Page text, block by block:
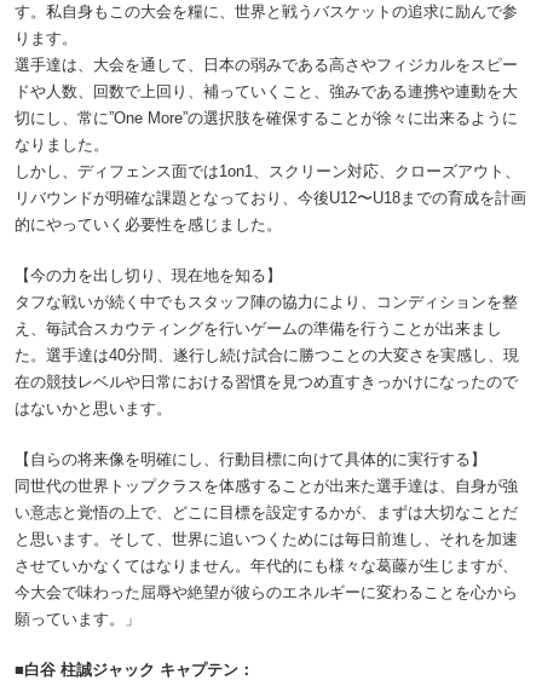
す。私自身もこの大会を糧に、世界と戦うバスケットの追求に励んで参
ります。
選手達は、大会を通して、日本の弱みである高さやフィジカルをスピー
ドや人数、回数で上回り、補っていくこと、強みである連携や連動を大
切にし、常に”One More”の選択肢を確保することが徐々に出来るように
なりました。
しかし、ディフェンス面では1on1、スクリーン対応、クローズアウト、
リバウンドが明確な課題となっており、今後U12〜U18までの育成を計画
的にやっていく必要性を感じました。
【今の力を出し切り、現在地を知る】
タフな戦いが続く中でもスタッフ陣の協力により、コンディションを整
え、毎試合スカウティングを行いゲームの準備を行うことが出来まし
た。選手達は40分間、遂行し続け試合に勝つことの大変さを実感し、現
在の競技レベルや日常における習慣を見つめ直すきっかけになったので
はないかと思います。
【自らの将来像を明確にし、行動目標に向けて具体的に実行する】
同世代の世界トップクラスを体感することが出来た選手達は、自身が強
い意志と覚悟の上で、どこに目標を設定するかが、まずは大切なことだ
と思います。そして、世界に追いつくためには毎日前進し、それを加速
させていかなくてはなりません。年代的にも様々な葛藤が生じますが、
今大会で味わった屈辱や絶望が彼らのエネルギーに変わることを心から
願っています。」
■白谷 柱誠ジャック キャプテン：